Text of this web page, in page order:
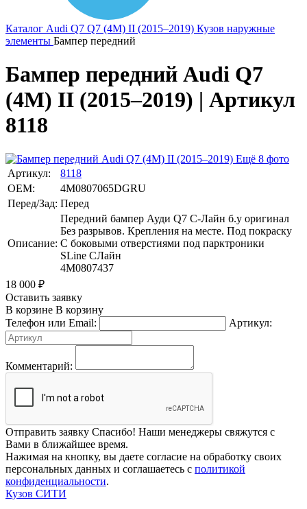
Каталог Audi Q7 Q7 (4M) II (2015–2019) Кузов наружные
элементы Бампер передний
Бампер передний Audi Q7
(4M) II (2015–2019) | Артикул
8118
Ещё 8 фото
Артикул:
8118
OEM:
4M0807065DGRU
Перед/Зад: Перед
Описание:
Передний бампер Ауди Q7 С-Лайн б.у оригинал
Без разрывов. Крепления на месте. Под покраску
С боковыми отверстиями под парктроники
SLine СЛайн
4M0807437
18 000 ₽
Оставить заявку
В корзине В корзину
Телефон или Email:
Артикул:
Комментарий:
Отправить заявку Спасибо! Наши менеджеры свяжутся с
Вами в ближайшее время.
Нажимая на кнопку, вы даете согласие на обработку своих
персональных данных и соглашаетесь с политикой
конфиденциальности.
Кузов СИТИ